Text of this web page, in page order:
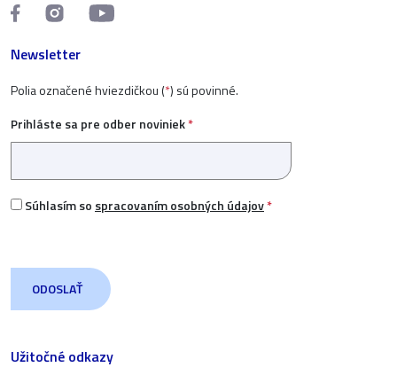
Užitočné odkazy
Newsletter
Polia označené hviezdičkou (*) sú povinné.
Prihláste sa pre odber noviniek*
Súhlasím so spracovaním osobných údajov*